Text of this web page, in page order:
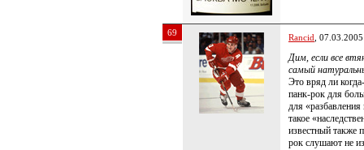
69 Rancid ,
Дим, если все
самый
Это вряд ли
панк-рок для
для
такое
известный также
рок слушают не